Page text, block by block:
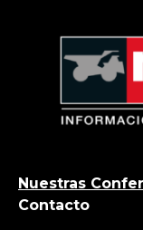
Nuestras
Contacto